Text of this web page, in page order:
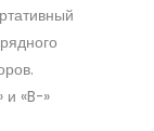
и «B-»